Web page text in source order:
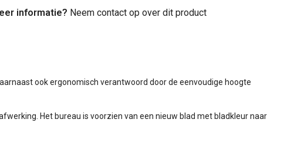
informatie? Neem contact op over dit product
ook ergonomisch verantwoord door de eenvoudige hoogte
Het bureau is voorzien van een nieuw blad met bladkleur naar